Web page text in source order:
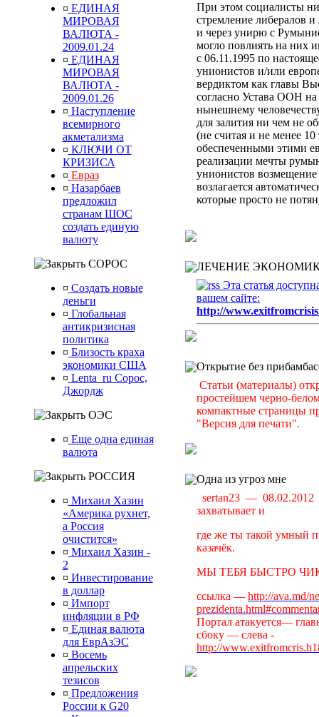
¤ ЕДИНАЯ
МИРОВАЯ
ВАЛЮТА -
2009.01.24
¤ ЕДИНАЯ
МИРОВАЯ
ВАЛЮТА -
2009.01.26
¤ Наступление
всемирного
акметализма
¤ КЛЮЧИ ОТ
КРИЗИСА
¤ Евраз
¤ Назарбаев
предложил
странам ШОС
создать единую
валюту
СОРОС
¤ Создать новые
деньги
¤ Глобальная
антикризисная
политика
¤ Близость краха
экономики США
¤ Lenta_ru Сорос,
Джордж
ОЭС
¤ Еще одна единая
валюта
РОССИЯ
¤ Михаил Хазин
«Америка рухнет,
а Россия
очистится»
¤ Михаил Хазин -
2
¤ Инвестирование
в доллар
¤ Импорт
инфляции в РФ
¤ Единая валюта
для ЕврАзЭС
¤ Восемь
апрельских
тезисов
¤ Предложения
России к G20
При этом социалисты
стремление либералов
и через унирю с
могло повлиять на них
с 06.11.1995 по
унионистов и/или
вердиктом как главы
согласно Устава ООН
нынешнему
для залития ни чем не
(не считая и не менее
обеспеченными этими
реализации мечты
унионистов возмещение
возлагается
которые просто не
ЛЕЧЕНИЕ
Эта статья
вашем сайте:
http://
Открытие без
Статьи (материалы)
простейшем черно-
компактные страницы
"Версия для печати".
Одна из угроз мне
sertan23 —
захватывает и
где же ты такой умный
казачёк.
МЫ ТЕБЯ БЫСТРО
ссылка — http://ava.md/
Портал атакуется—
сбоку — слева -
http://